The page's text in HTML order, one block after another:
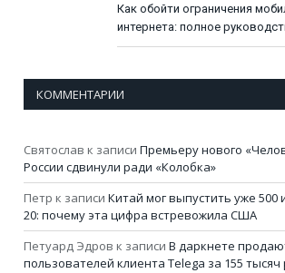
Как обойти ограничения
интернета: полное
КОММЕНТАРИИ
Святослав к записи Премьеру нового
России сдвинули ради «Колобка»
Петр к записи Китай мог выпустить уже 500
20: почему эта цифра встревожила США
Петуард Эдров к записи В даркнете
пользователей клиента Telega за 155 тысяч